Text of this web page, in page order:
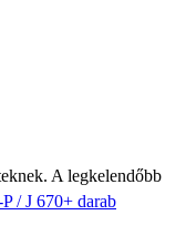
A legkelendőbb